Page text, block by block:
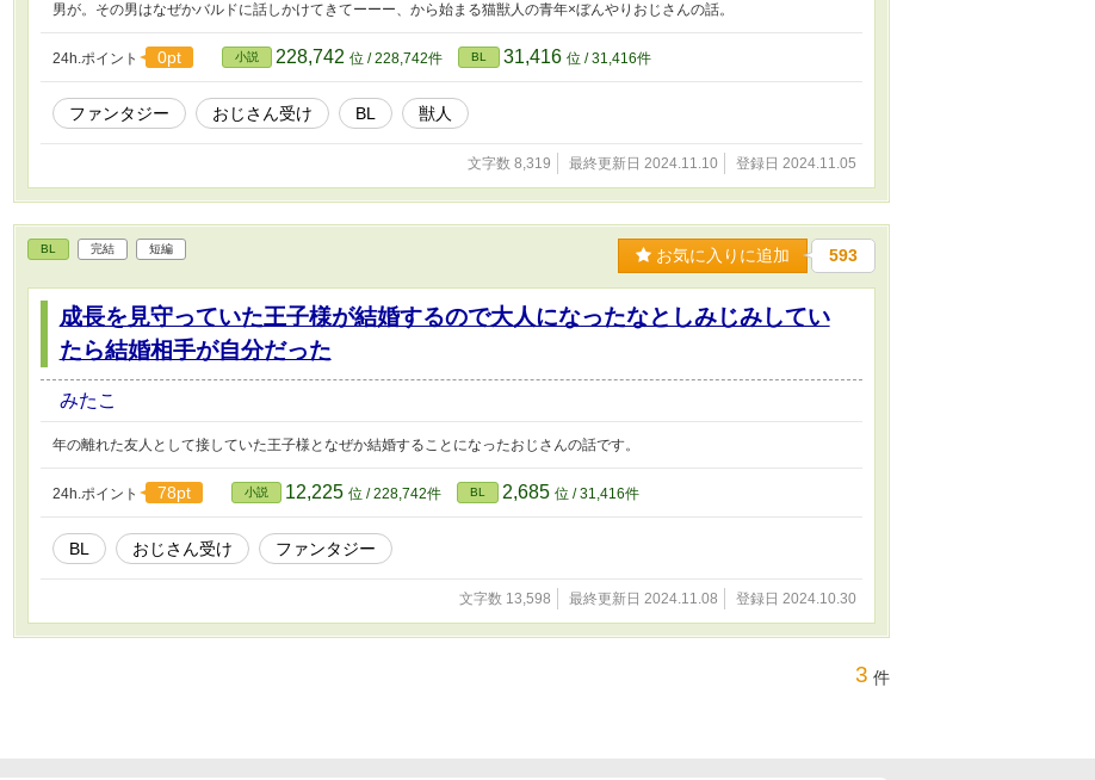
男が。その男はなぜかバルドに話しかけてきてーーー、から始まる猫獣人の青年×ぼんやりおじさんの話。
24h.ポイント 0pt 小説 228,742 位 / 228,742件 BL 31,416 位 / 31,416件
ファンタジー おじさん受け BL 獣人
文字数 8,319 最終更新日 2024.11.10 登録日 2024.11.05
BL 完結 短編 お気に入りに追加 593
成長を見守っていた王子様が結婚するので大人になったなとしみじみしてい
たら結婚相手が自分だった
みたこ
年の離れた友人として接していた王子様となぜか結婚することになったおじさんの話です。
24h.ポイント 78pt 小説 12,225 位 / 228,742件 BL 2,685 位 / 31,416件
BL おじさん受け ファンタジー
文字数 13,598 最終更新日 2024.11.08 登録日 2024.10.30
3 件